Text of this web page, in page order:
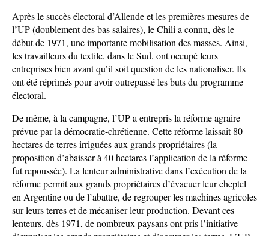
Après le succès électoral d’Allende et les premières mesures de
l’UP (doublement des bas salaires), le Chili a connu, dès le
début de 1971, une importante mobilisation des masses. Ainsi,
les travailleurs du textile, dans le Sud, ont occupé leurs
entreprises bien avant qu’il soit question de les nationaliser. Ils
ont été réprimés pour avoir outrepassé les buts du programme
électoral.
De même, à la campagne, l’UP a entrepris la réforme agraire
prévue par la démocratie-chrétienne. Cette réforme laissait 80
hectares de terres irriguées aux grands propriétaires (la
proposition d’abaisser à 40 hectares l’application de la réforme
fut repoussée). La lenteur administrative dans l’exécution de la
réforme permit aux grands propriétaires d’évacuer leur cheptel
en Argentine ou de l’abattre, de regrouper les machines agricoles
sur leurs terres et de mécaniser leur production. Devant ces
lenteurs, dès 1971, de nombreux paysans ont pris l’initiative